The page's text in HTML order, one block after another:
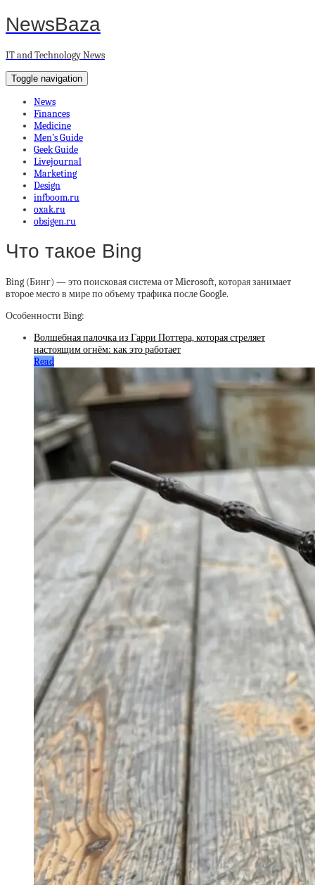
NewsBaza
IT and Technology News
Toggle navigation
News
Finances
Medicine
Men’s Guide
Geek Guide
Livejournal
Marketing
Design
infboom.ru
oxak.ru
obsigen.ru
Что такое Bing
Bing (Бинг) — это поисковая система от Microsoft, которая занимает
второе место в мире по объему трафика после Google.
Особенности Bing:
Волшебная палочка из Гарри Поттера, которая стреляет
настоящим огнём: как это работает
Read